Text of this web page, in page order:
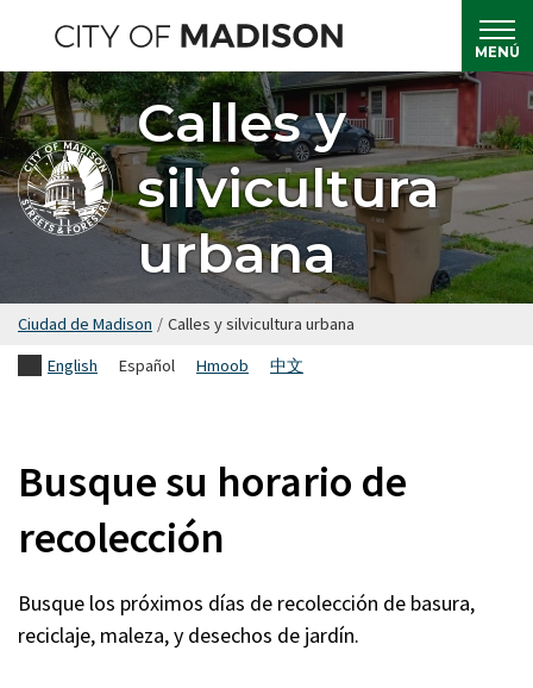
el
contenido
principal
MENÚ
Calles y
silvicultura
urbana
Ciudad de Madison / Calles y silvicultura urbana
English
Español Hmoob 中文
Busque su horario de
recolección
Busque los próximos días de recolección de basura,
reciclaje, maleza, y desechos de jardín.